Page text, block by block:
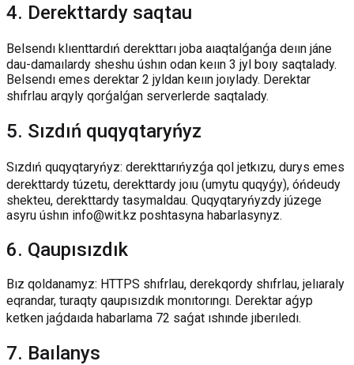
4. Derekttardy saqtau
Belsendı klıenttardıń derekttarı joba aıaqtalǵanǵa deıın jáne
dau-damaılardy sheshu úshın odan keıın 3 jyl boıy saqtalady.
Belsendı emes derektar 2 jyldan keıın joıylady. Derektar
shıfrlau arqyly qorǵalǵan serverlerde saqtalady.
5. Sızdıń quqyqtaryńyz
Sızdıń quqyqtaryńyz: derekttarıńyzǵa qol jetkızu, durys emes
derekttardy túzetu, derekttardy joıu (umytu quqyǵy), óńdeudy
shekteu, derekttardy tasymaldau. Quqyqtaryńyzdy júzege
asyru úshın info@wit.kz poshtasyna habarlasynyz.
6. Qaupısızdık
Bız qoldanamyz: HTTPS shıfrlau, derekqordy shıfrlau, jelıaraly
eqrandar, turaqty qaupısızdık monıtorıngı. Derektar aǵyp
ketken jaǵdaıda habarlama 72 saǵat ıshınde jıberıledı.
7. Baılanys